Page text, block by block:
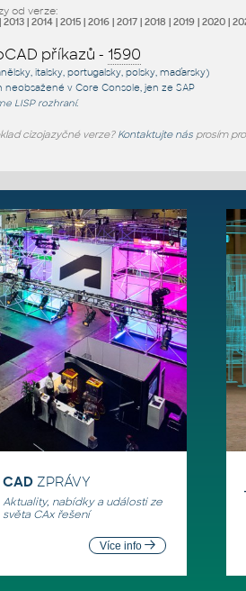
od verze:
2013| 2014| 2015| 2016| 2017| 2018 | 2019| 2020|
příkazů - 1590
italsky, portugalsky, polsky, maďarsky)
neobsažené v Core Console, jenze SAP
LISP rozhraní.
cizojazyčné verze? Kontaktujte násprosím
CAD ZPRÁVY
Aktuality, nabídky a události ze
světa CAx řešení
Více info